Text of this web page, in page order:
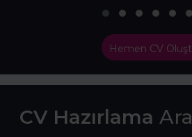
Hemen CV
CV Hazırlama